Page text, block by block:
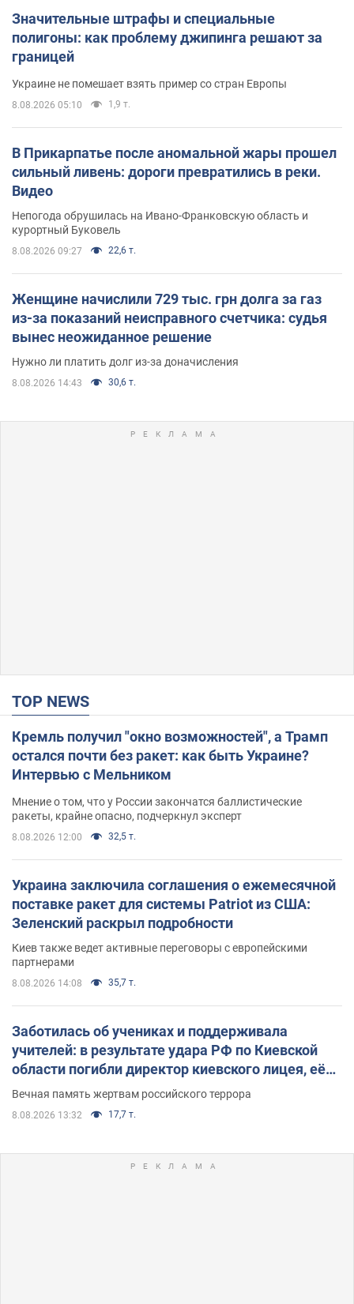
Значительные штрафы и специальные
полигоны: как проблему джипинга решают за
границей
Украине не помешает взять пример со стран Европы
8.08.2026 05:10 1,9 т.
В Прикарпатье после аномальной жары прошел
сильный ливень: дороги превратились в реки.
Видео
Непогода обрушилась на Ивано-Франковскую область и
курортный Буковель
8.08.2026 09:27 22,6 т.
Женщине начислили 729 тыс. грн долга за газ
из-за показаний неисправного счетчика: судья
вынес неожиданное решение
Нужно ли платить долг из-за доначисления
8.08.2026 14:43 30,6 т.
TOP NEWS
Кремль получил "окно возможностей", а Трамп
остался почти без ракет: как быть Украине?
Интервью с Мельником
Мнение о том, что у России закончатся баллистические
ракеты, крайне опасно, подчеркнул эксперт
8.08.2026 12:00 32,5 т.
Украина заключила соглашения о ежемесячной
поставке ракет для системы Patriot из США:
Зеленский раскрыл подробности
Киев также ведет активные переговоры с европейскими
партнерами
8.08.2026 14:08 35,7 т.
Заботилась об учениках и поддерживала
учителей: в результате удара РФ по Киевской
области погибли директор киевского лицея, её
муж и внук
Вечная память жертвам российского террора
8.08.2026 13:32 17,7 т.